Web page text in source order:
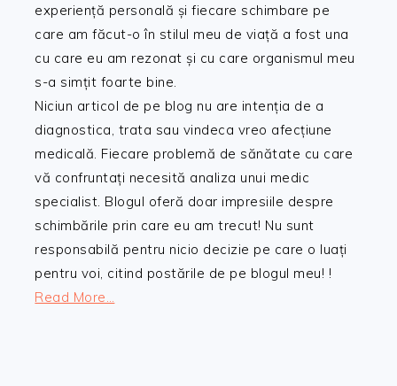
experiență personală și fiecare schimbare pe
care am făcut-o în stilul meu de viață a fost una
cu care eu am rezonat și cu care organismul meu
s-a simțit foarte bine.
Niciun articol de pe blog nu are intenția de a
diagnostica, trata sau vindeca vreo afecțiune
medicală. Fiecare problemă de sănătate cu care
vă confruntați necesită analiza unui medic
specialist. Blogul oferă doar impresiile despre
schimbările prin care eu am trecut! Nu sunt
responsabilă pentru nicio decizie pe care o luați
pentru voi, citind postările de pe blogul meu! !
Read More…